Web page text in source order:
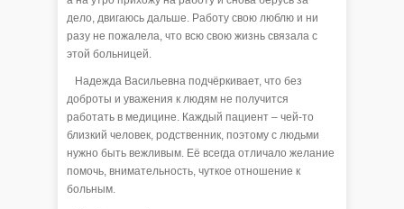
дело, двигаюсь дальше. Работу свою люблю и ни
разу не пожалела, что всю свою жизнь связала с
этой больницей.
Надежда Васильевна подчёркивает, что без
доброты и уважения к людям не получится
работать в медицине. Каждый пациент – чей-то
близкий человек, родственник, поэтому с людьми
нужно быть вежливым. Её всегда отличало желание
помочь, внимательность, чуткое отношение к
больным.